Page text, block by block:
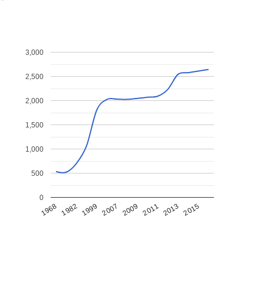
1968 1982 1999 2007 2009 2011 2013 2015
0
500
1,000
1,500
2,000
2,500
3,000